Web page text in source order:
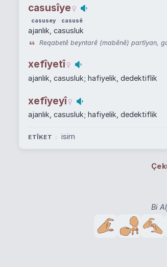
casusîye
casusey casusê
ajanlık, casusluk
Reqabetê beyntarê (mabênê) partîyan,
xefîyetî
ajanlık, casusluk; hafiyelik, dedektiflik
xefîyeyî
ajanlık, casusluk; hafiyelik, dedektiflik
ETÎKET isim
Bi